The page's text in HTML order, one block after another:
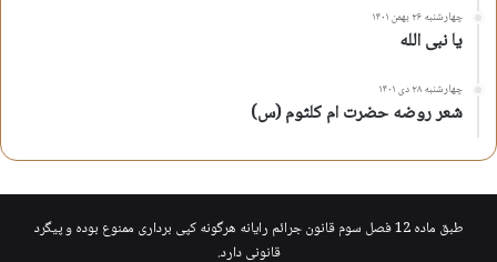
چهارشنبه ۲۶ بهمن ۱۴۰۱
یا نبی الله
چهارشنبه ۲۸ دی ۱۴۰۱
شعر روضه حضرت ام کلثوم (س)
طبق ماده 12 فصل سوم قانون جرائم رایانه هرگونه کپی برداری ممنوع بوده و پیگرد
قانونی دارد.